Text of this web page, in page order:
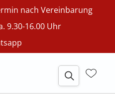
nach Vereinbarung
9.30-16.00 Uhr